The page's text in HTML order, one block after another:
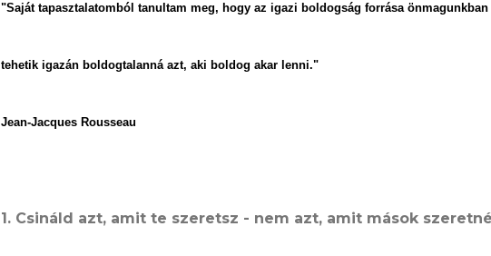
"Saját tapasztalatomból tanultam meg, hogy az igazi boldogság forrása
tehetik igazán boldogtalanná azt, aki boldog akar lenni."
Jean-Jacques Rousseau
1. Csináld azt, amit te szeretsz - nem azt, amit mások